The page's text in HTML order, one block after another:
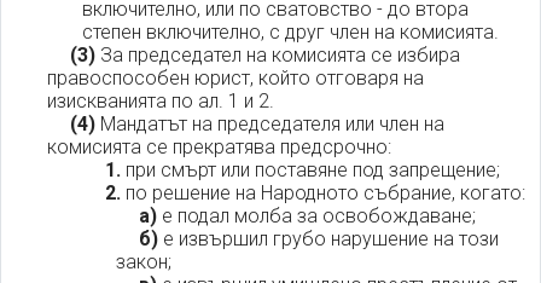
включително, или по сватовство - до втора
степен включително, с друг член на комисията.
(3) За председател на комисията се избира
правоспособен юрист, който отговаря на
изискванията по ал. 1 и 2.
(4) Мандатът на председателя или член на
комисията се прекратява предсрочно:
1.при смърт или поставяне под запрещение;
2.по решение на Народното събрание, когато:
а)е подал молба за освобождаване;
б)е извършил грубо нарушение на този
закон;